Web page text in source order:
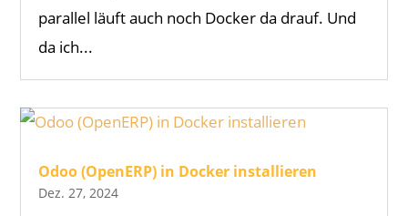
parallel läuft auch noch Docker da drauf. Und
da ich...
Odoo (OpenERP) in Docker installieren
Dez. 27, 2024